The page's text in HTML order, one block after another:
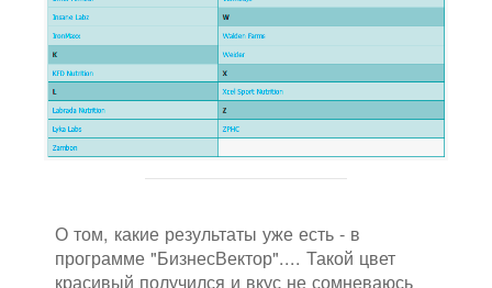
О том, какие результаты уже есть - в
программе "БизнесВектор".... Такой цвет
красивый получился и вкус не сомневаюсь